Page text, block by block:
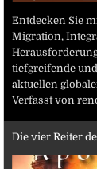
Entdecken Sie
Migration,
tiefgreifende
aktuellen
Verfasst von
Die vier Reiter